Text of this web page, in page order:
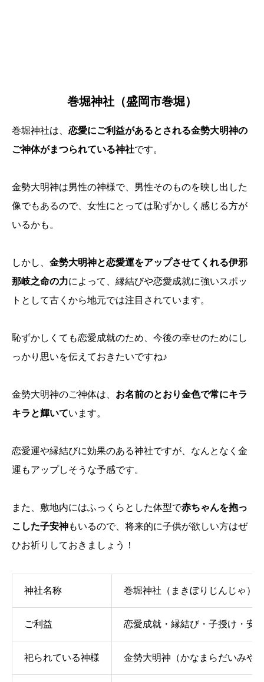
巻堀神社（盛岡市巻堀）
巻堀神社は、 恋愛にご利益があるとされる金勢大明神の
ご神体がまつられている神社です。
金勢大明神は男性の神様で、男性そのものを映し出した
像でもあるので、女性にとっては恥ずかしく感じる方が
いるかも。
しかし、 金勢大明神と恋愛運をアップさせてくれる伊邪
那岐之命の力によって、縁結びや恋愛成就に強いスポッ
トとして古くから地元では注目されています。
恥ずかしくても恋愛成就のため、今後の幸せのためにし
っかり思いを伝えておきたいですね♪
金勢大明神のご神体は、 お名前のとおり金色で常にキラ
キラと輝いています。
恋愛運や縁結びに効果のある神社ですが、なんとなく金
運もアップしそうな予感です。
また、敷地内にはふっくらとした体型で赤ちゃんを抱っ
こした子安神もいるので、将来的に子供が欲しい方はぜ
ひお祈りしておきましょう！
神社名称 巻堀神社（まきぼりじんじゃ）
ご利益 恋愛成就・縁結び・子授け・安
祀られている神様 金勢大明神（かなまらだいみや